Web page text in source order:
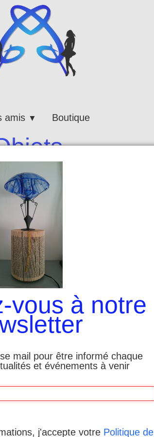
amis ▼ Boutique
vous à notre
mail pour être informé chaque
et événements à venir
j'accepte votre Politique de